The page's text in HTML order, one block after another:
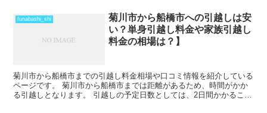
funabashi_shi
菊川市から船橋市への引越しは安
い？単身引越し料金や家族引越し
料金の相場は？】
菊川市から船橋市までの引越し料金相場や口コミ情報を紹介している
ページです。 菊川市から船橋市までは距離があるため、時間がかか
る引越しとなります。 引越しの予定日数としては、2日間かかること